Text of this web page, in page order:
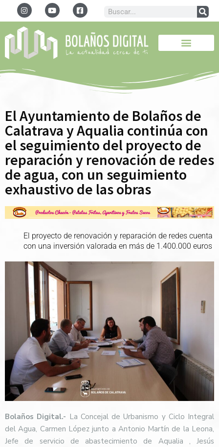
El Ayuntamiento de Bolaños de
Calatrava y Aqualia continúa con
el seguimiento del proyecto de
reparación y renovación de redes
de agua, con un seguimiento
exhaustivo de las obras
El proyecto de renovación y reparación de redes cuenta
con una inversión valorada en más de 1.400.000 euros
Bolaños Digital.- La Concejal de Urbanismo y Ciclo Integral
del Agua, Carmen López junto a Antonio Martín de la Leona,
Jefe de servicio de abastecimiento de Aqualia , Jesús